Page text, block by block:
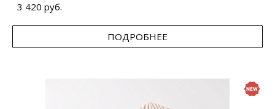
3 420 руб.
ПОДРОБНЕЕ